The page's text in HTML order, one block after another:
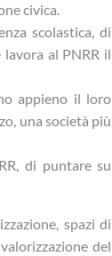
civica.
scolastica, di
al PNRR il
appieno il loro
una società più
di puntare su
spazi di
del